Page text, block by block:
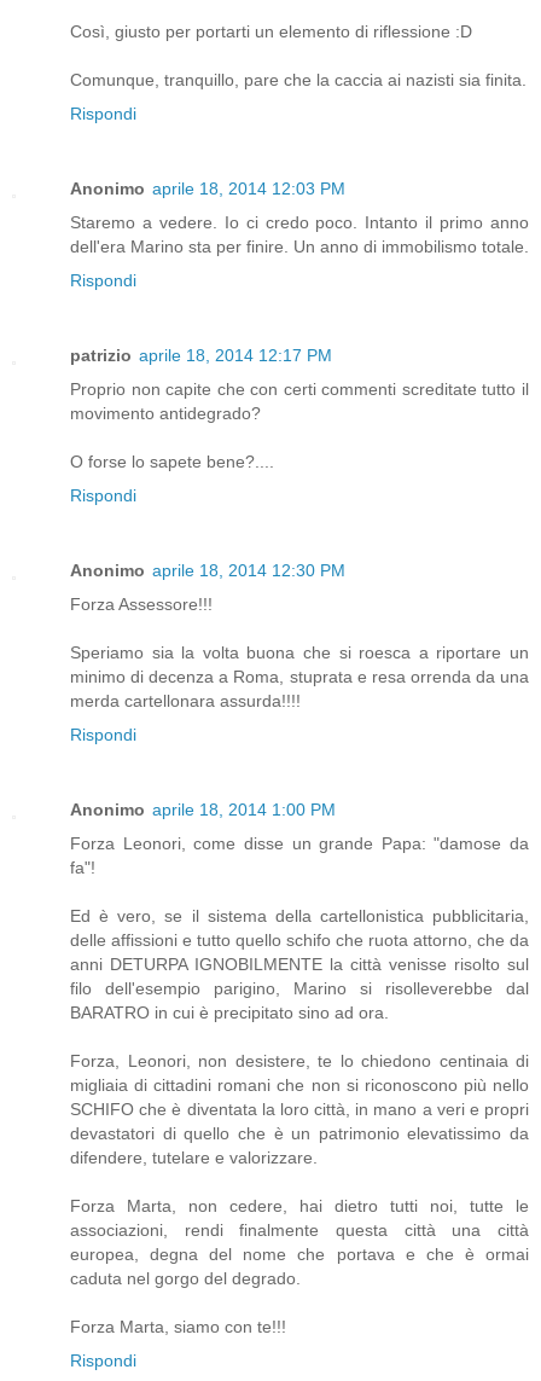
Così, giusto per portarti un elemento di riflessione :D
Comunque, tranquillo, pare che la caccia ai nazisti sia finita.
Rispondi
Anonimo aprile 18, 2014 12:03 PM
Staremo a vedere. Io ci credo poco. Intanto il primo anno
dell'era Marino sta per finire. Un anno di immobilismo totale.
Rispondi
patrizio aprile 18, 2014 12:17 PM
Proprio non capite che con certi commenti screditate tutto il
movimento antidegrado?
O forse lo sapete bene?....
Rispondi
Anonimo aprile 18, 2014 12:30 PM
Forza Assessore!!!
Speriamo sia la volta buona che si roesca a riportare un
minimo di decenza a Roma, stuprata e resa orrenda da una
merda cartellonara assurda!!!!
Rispondi
Anonimo aprile 18, 2014 1:00 PM
Forza Leonori, come disse un grande Papa: "damose da
fa"!
Ed è vero, se il sistema della cartellonistica pubblicitaria,
delle affissioni e tutto quello schifo che ruota attorno, che da
anni DETURPA IGNOBILMENTE la città venisse risolto sul
filo dell'esempio parigino, Marino si risolleverebbe dal
BARATRO in cui è precipitato sino ad ora.
Forza, Leonori, non desistere, te lo chiedono centinaia di
migliaia di cittadini romani che non si riconoscono più nello
SCHIFO che è diventata la loro città, in mano a veri e propri
devastatori di quello che è un patrimonio elevatissimo da
difendere, tutelare e valorizzare.
Forza Marta, non cedere, hai dietro tutti noi, tutte le
associazioni, rendi finalmente questa città una città
europea, degna del nome che portava e che è ormai
caduta nel gorgo del degrado.
Forza Marta, siamo con te!!!
Rispondi